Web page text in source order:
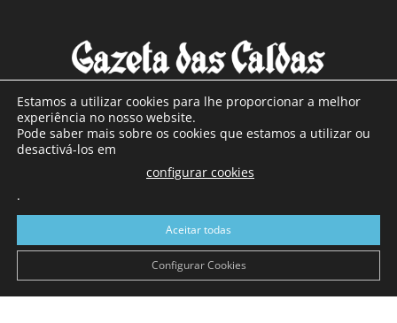
SOBRE NÓS
Com sede nas Caldas da Rainha e mais de 90 anos de
a sul de distrito de Leiria, com mais de 40.000 leitores por
toda a região Oeste. Jornal com distribuição em Portugal
Continental e assinatura online.
Estamos a utilizar cookies para lhe proporcionar a melhor
experiência no nosso website.
Pode saber mais sobre os cookies que estamos a utilizar ou
desactivá-los em
configurar cookies
.
Aceitar todas
Configurar Cookies